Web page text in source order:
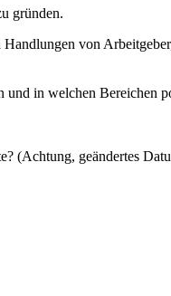
gründen.
von
in welchen
(Achtung, geändertes